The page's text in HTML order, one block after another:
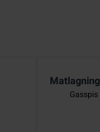
Matlagning
Gasspis